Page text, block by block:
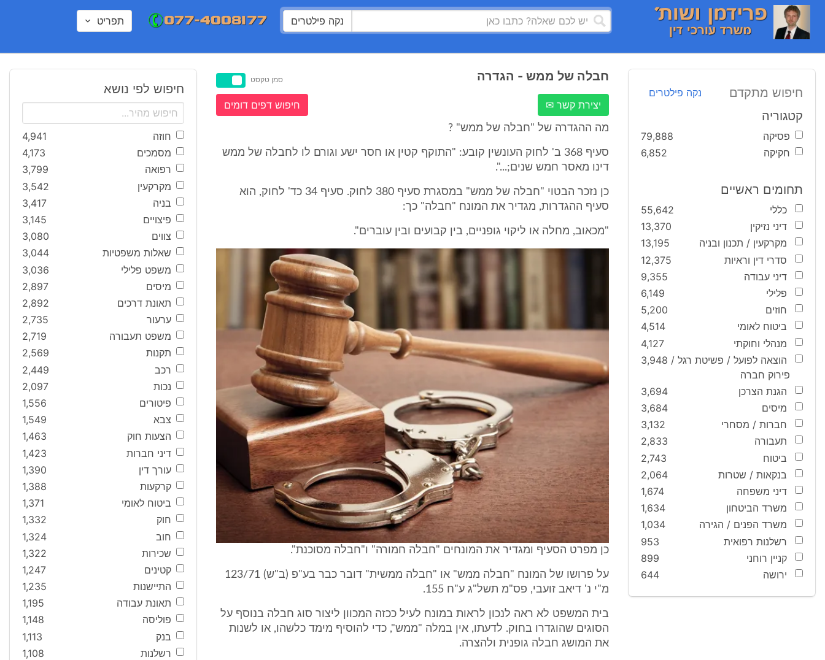
נקה פילטרים תפריט
חיפוש מתקדם נקה פילטרים
קטגוריה
פסיקה
79,888
חקיקה
6,852
תחומים ראשיים
כללי
55,642
דיני נזיקין
13,370
מקרקעין / תכנון ובניה
13,195
סדרי דין וראיות
12,375
דיני עבודה
9,355
פלילי
6,149
חוזים
5,200
ביטוח לאומי
4,514
מנהלי וחוקתי
4,127
הוצאה לפועל / פשיטת רגל /
פירוק חברה
3,948
הגנת הצרכן
3,694
מיסים
3,684
חברות / מסחרי
3,132
תעבורה
2,833
ביטוח
2,743
בנקאות / שטרות
2,064
דיני משפחה
1,674
משרד הביטחון
1,634
משרד הפנים / הגירה
1,034
רשלנות רפואית
953
קניין רוחני
899
ירושה
644
חבלה של ממש - הגדרה סמן טקסט
יצירת קשר ✉ חיפוש דפים דומים
מה ההגדרה של "חבלה של ממש" ?
סעיף 368 ב' לחוק העונשין קובע: "התוקף קטין או חסר ישע וגורם לו לחבלה של ממש
דינו מאסר חמש שנים;...".
כן נזכר הבטוי "חבלה של ממש" במסגרת סעיף 380 לחוק. סעיף 34 כד' לחוק, הוא
סעיף ההגדרות, מגדיר את המונח "חבלה" כך:
"מכאוב, מחלה או ליקוי גופניים, בין קבועים ובין עוברים".
כן מפרט הסעיף ומגדיר את המונחים "חבלה חמורה" ו"חבלה מסוכנת".
על פרושו של המונח "חבלה ממש" או "חבלה ממשית" דובר כבר בע"פ (ב"ש) 123/71
מ"י נ' דיאב זועבי, פס"מ תשל"ג ע"ח 155.
בית המשפט לא ראה לנכון לראות במונח לעיל ככזה המכוון ליצור סוג חבלה בנוסף על
הסוגים שהוגדרו בחוק. לדעתו, אין במלה "ממש", כדי להוסיף מימד כלשהו, או לשנות
את המושג חבלה גופנית ולהצרה.
חיפוש לפי נושא
חוזה
4,941
מסמכים
4,173
רפואה
3,799
מקרקעין
3,542
בניה
3,417
פיצויים
3,145
צווים
3,080
שאלות משפטיות
3,044
משפט פלילי
3,036
מיסים
2,897
תאונת דרכים
2,892
ערעור
2,735
משפט תעבורה
2,719
תקנות
2,569
רכב
2,449
נכות
2,097
פיטורים
1,556
צבא
1,549
הצעות חוק
1,463
דיני חברות
1,423
עורך דין
1,390
קרקעות
1,388
ביטוח לאומי
1,371
חוק
1,332
חוב
1,324
שכירות
1,322
קטינים
1,247
התיישנות
1,235
תאונת עבודה
1,195
פוליסה
1,148
בנק
1,113
רשלנות
1,108